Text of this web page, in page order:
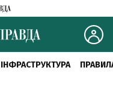
ІНФРАСТРУКТУРА